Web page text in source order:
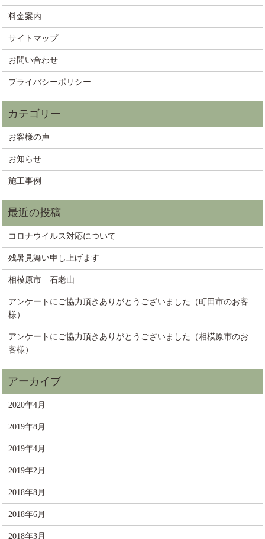
料金案内
サイトマップ
お問い合わせ
プライバシーポリシー
お客様の声
お知らせ
施工事例
コロナウイルス対応について
残暑見舞い申し上げます
相模原市 石老山
アンケートにご協力頂きありがとうございました（町田市のお客
様）
アンケートにご協力頂きありがとうございました（相模原市のお
客様）
2020年4月
2019年8月
2019年4月
2019年2月
2018年8月
2018年6月
2018年3月